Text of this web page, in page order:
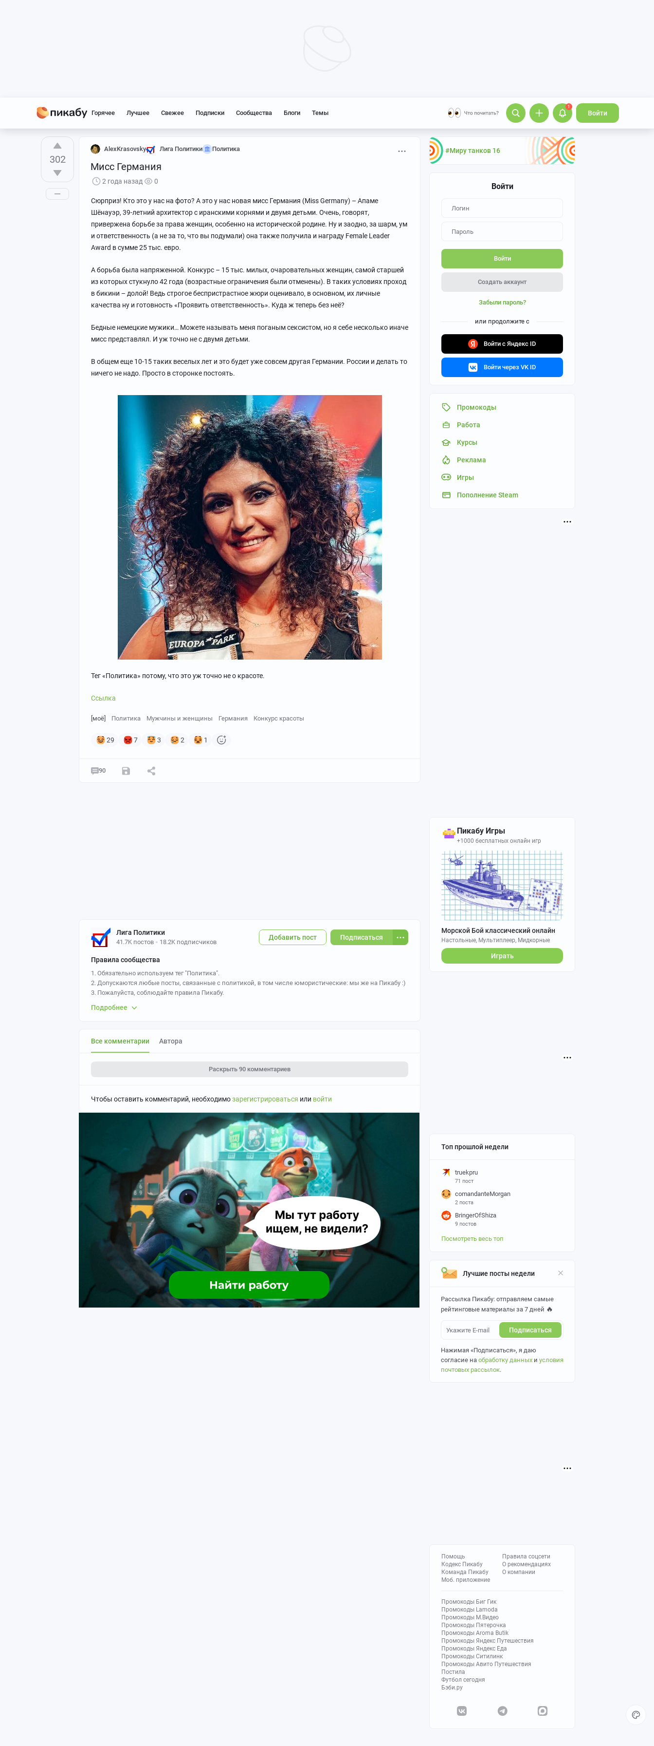
Горячее Лучшее Свежее Подписки Сообщества Блоги Темы
1
Войти
#Миру танков 16
Войти
Войти
Создать аккаунт
Забыли пароль?
или продолжите с
Войти с Яндекс ID
Войти через VK ID
Промокоды
Работа
Курсы
Реклама
Игры
Пополнение Steam
Пикабу Игры
+1000 бесплатных онлайн игр
Морской Бой классический онлайн
Настольные, Мультиплеер, Мидкорные
Играть
Топ прошлой недели
truekpru
71 пост
comandanteMorgan
2 поста
BringerOfShiza
9 постов
Посмотреть весь топ
Лучшие посты недели
Рассылка Пикабу: отправляем самые
рейтинговые материалы за 7 дней 🔥
Подписаться
Нажимая «Подписаться», я даю
согласие на обработку данных и условия
почтовых рассылок.
Помощь
Кодекс Пикабу
Команда Пикабу
Моб. приложение
Правила соцсети
О рекомендациях
О компании
Промокоды Биг Гик
Промокоды Lamoda
Промокоды М.Видео
Промокоды Пятерочка
Промокоды Aroma Butik
Промокоды Яндекс Путешествия
Промокоды Яндекс Еда
Промокоды Ситилинк
Промокоды Авито Путешествия
Постила
Футбол сегодня
Бэби.ру
302
AlexKrasovsky Лига Политики Политика
Мисс Германия
2 года назад 0
Сюрприз! Кто это у нас на фото? А это у нас новая мисс Германия (Miss Germany) – Апаме
Шёнауэр, 39-летний архитектор с иранскими корнями и двумя детьми. Очень, говорят,
привержена борьбе за права женщин, особенно на исторической родине. Ну и заодно, за шарм, ум
и ответственность (а не за то, что вы подумали) она также получила и награду Female Leader
Award в сумме 25 тыс. евро.
А борьба была напряженной. Конкурс – 15 тыс. милых, очаровательных женщин, самой старшей
из которых стукнуло 42 года (возрастные ограничения были отменены). В таких условиях проход
в бикини – долой! Ведь строгое беспристрастное жюри оценивало, в основном, их личные
качества ну и готовность «Проявить ответственность». Куда ж теперь без неё?
Бедные немецкие мужики… Можете называть меня поганым сексистом, но я себе несколько иначе
мисс представлял. И уж точно не с двумя детьми.
В общем еще 10-15 таких веселых лет и это будет уже совсем другая Германии. России и делать то
ничего не надо. Просто в сторонке постоять.
Тег «Политика» потому, что это уж точно не о красоте.
Ссылка
[моё] Политика Мужчины и женщины Германия Конкурс красоты
29 7 3 2 1
90
Лига Политики
41.7K постов 18.2K подписчиков
Подписаться
Добавить пост
Правила сообщества
1. Обязательно используем тег "Политика".
2. Допускаются любые посты, связанные с политикой, в том числе юмористические: мы же на Пикабу :)
3. Пожалуйста, соблюдайте правила Пикабу.
5. Адмодеры вправе скрывать ветки комментариев в собственных постах, если они считают, что
модераторов Пикабу.
7. Сообщество не преследует своей целью продвижение чьих-то интересов или идей: мы открыты для
Подробнее
Все комментарии Автора
Раскрыть 90 комментариев
Чтобы оставить комментарий, необходимозарегистрироваться или войти